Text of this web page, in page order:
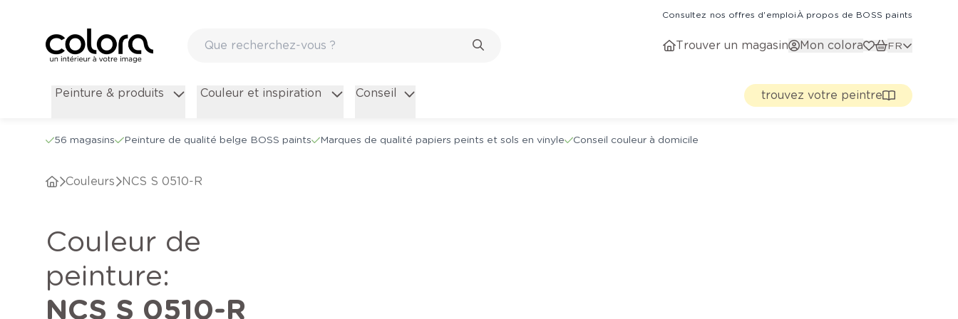
Consultez nos offres d'emploiÀ propos de BOSS paints
Trouver un magasin Mon colora FR
Peinture & produits Couleur et inspiration Conseil trouvez votre peintre
56 magasins Peinture de qualité belge BOSS paints Marques de qualité papiers peints et sols en vinyle Conseil couleur à domicile
Couleurs NCS S 0510-R
Couleur de
peinture:
NCS S 0510-R